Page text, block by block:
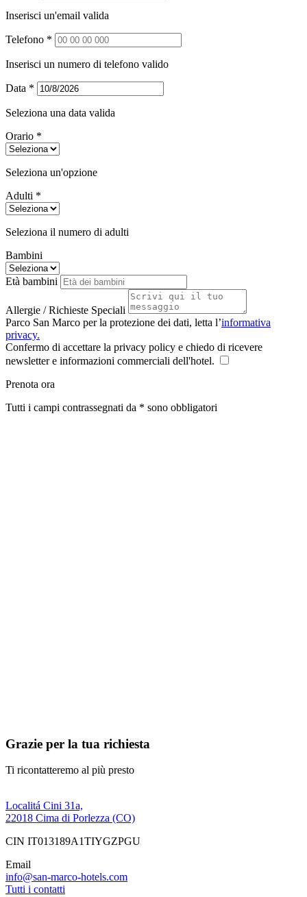
Inserisci un'email valida
Telefono *
Inserisci un numero di telefono valido
Data *
Seleziona una data valida
Orario *
Seleziona un'opzione
Adulti *
Seleziona il numero di adulti
Bambini
Età bambini
Allergie / Richieste Speciali
Parco San Marco per la protezione dei dati, letta l’informativa
privacy.
Confermo di accettare la privacy policy e chiedo di ricevere
newsletter e informazioni commerciali dell'hotel.
Prenota ora
Tutti i campi contrassegnati da * sono obbligatori
Grazie per la tua richiesta
Ti ricontatteremo al più presto
Localitá Cini 31a,
22018 Cima di Porlezza (CO)
CIN IT013189A1TIYGZPGU
Email
info@san-marco-hotels.com
Tutti i contatti